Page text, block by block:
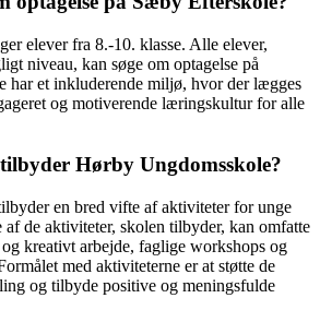
elever fra 8.-10. klasse. Alle elever,
niveau, kan søge om optagelse på
har et inkluderende miljø, hvor der lægges
og motiverende læringskultur for alle
Hørby Ungdomsskole?
en bred vifte af aktiviteter for unge
de aktiviteter, skolen tilbyder, kan omfatte
kreativt arbejde, faglige workshops og
med aktiviteterne er at støtte de
og tilbyde positive og meningsfulde